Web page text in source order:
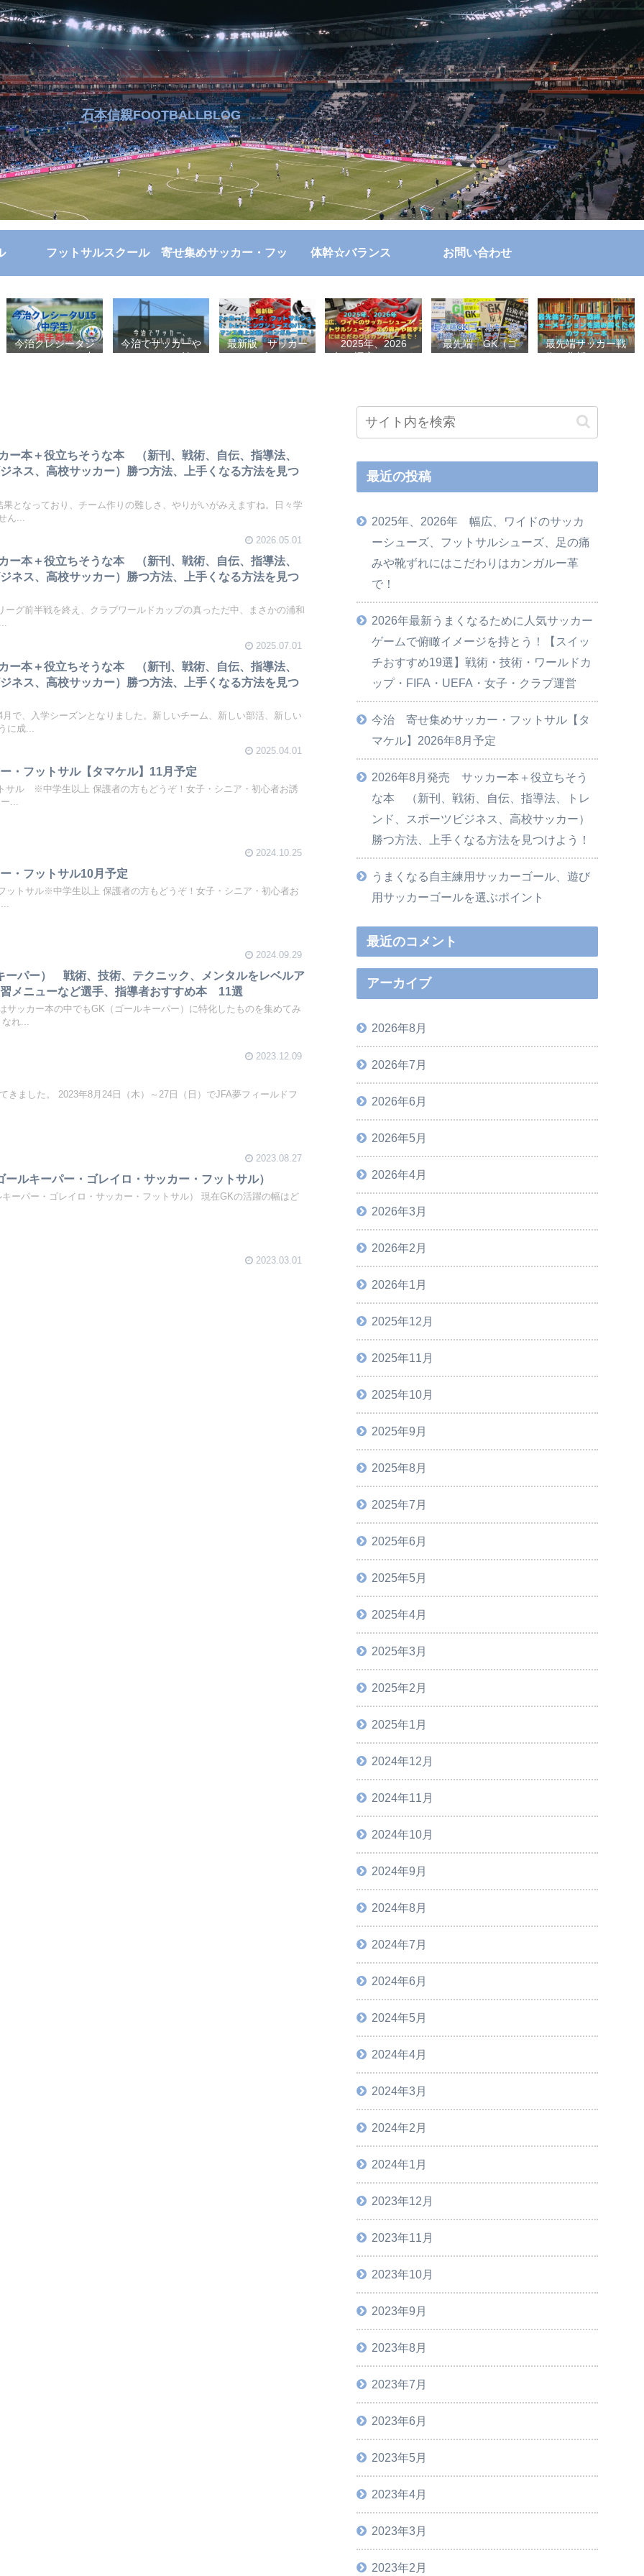
石本信親FOOTBALLBLOG
フットサルスクール 寄せ集めサッカー・フッ
トサル
体幹☆バランス お問い合わせ
今治クレシータジ
ュニアユース（中
今治でサッカーや
フットサルの始め
最新版 サッカー
シューズ、フット
ト！
2025年、2026
年 幅広、ワイド
や靴ずれにはこだ
わりはカンガルー
革で！
最先端 GK（ゴ
ールキーパー）
世界基準へ 練習
メニューなど選
最先端サッカー戦
術、分析、フォー
【2023年版】
本＋役立ちそうな本 （新刊、戦術、自伝、指導法、
ネス、高校サッカー）勝つ方法、上手くなる方法を見つ
果となっており、チーム作りの難しさ、やりがいがみえますね。日々学
ん...
2026.05.01
本＋役立ちそうな本 （新刊、戦術、自伝、指導法、
ネス、高校サッカー）勝つ方法、上手くなる方法を見つ
ーグ前半戦を終え、クラブワールドカップの真っただ中、まさかの浦和
2025.07.01
本＋役立ちそうな本 （新刊、戦術、自伝、指導法、
ネス、高校サッカー）勝つ方法、上手くなる方法を見つ
で、入学シーズンとなりました。新しいチーム、新しい部活、新しい
に成...
2025.04.01
・フットサル【タマケル】11月予定
サル ※中学生以上 保護者の方もどうぞ！女子・シニア・初心者お誘
...
2024.10.25
・フットサル10月予定
ットサル※中学生以上 保護者の方もどうぞ！女子・シニア・初心者お
2024.09.29
パー） 戦術、技術、テクニック、メンタルをレベルア
メニューなど選手、指導者おすすめ本 11選
サッカー本の中でもGK（ゴールキーパー）に特化したものを集めてみ
れ...
2023.12.09
きました。 2023年8月24日（木）～27日（日）でJFA夢フィールドフ
2023.08.27
ルキーパー・ゴレイロ・サッカー・フットサル）
ーパー・ゴレイロ・サッカー・フットサル） 現在GKの活躍の幅はど
2023.03.01
最近の投稿
2025年、2026年 幅広、ワイドのサッカ
ーシューズ、フットサルシューズ、足の痛
みや靴ずれにはこだわりはカンガルー革
で！
2026年最新うまくなるために人気サッカー
ゲームで俯瞰イメージを持とう！【スイッ
チおすすめ19選】戦術・技術・ワールドカ
ップ・FIFA・UEFA・女子・クラブ運営
今治 寄せ集めサッカー・フットサル【タ
マケル】2026年8月予定
2026年8月発売 サッカー本＋役立ちそう
な本 （新刊、戦術、自伝、指導法、トレ
ンド、スポーツビジネス、高校サッカー）
勝つ方法、上手くなる方法を見つけよう！
うまくなる自主練用サッカーゴール、遊び
用サッカーゴールを選ぶポイント
最近のコメント
アーカイブ
2026年8月
2026年7月
2026年6月
2026年5月
2026年4月
2026年3月
2026年2月
2026年1月
2025年12月
2025年11月
2025年10月
2025年9月
2025年8月
2025年7月
2025年6月
2025年5月
2025年4月
2025年3月
2025年2月
2025年1月
2024年12月
2024年11月
2024年10月
2024年9月
2024年8月
2024年7月
2024年6月
2024年5月
2024年4月
2024年3月
2024年2月
2024年1月
2023年12月
2023年11月
2023年10月
2023年9月
2023年8月
2023年7月
2023年6月
2023年5月
2023年4月
2023年3月
2023年2月